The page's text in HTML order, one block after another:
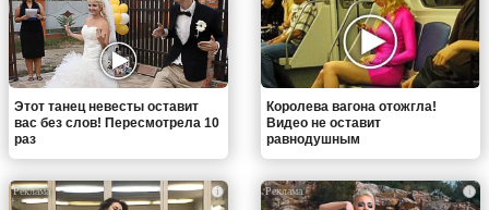
Этот танец невесты оставит
вас без слов! Пересмотрела 10
раз
Королева вагона отожгла!
Видео не оставит
равнодушным
i i